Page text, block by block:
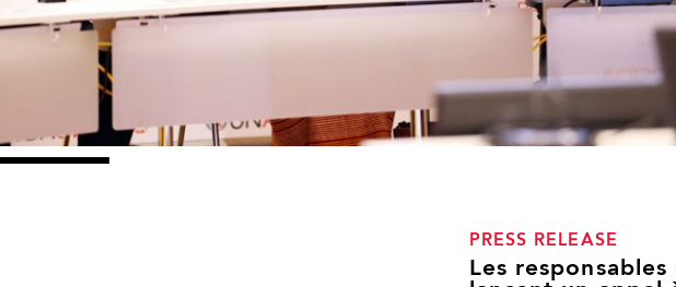
PRESS RELEASE
Les